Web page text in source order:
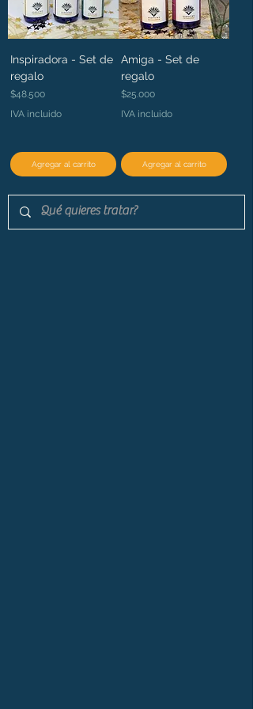
Inspiradora - Set de
regalo
Precio
$48.500
IVA incluido
Agregar al carrito
Amiga - Set de
regalo
Precio
$25.000
IVA incluido
Agregar al carrito